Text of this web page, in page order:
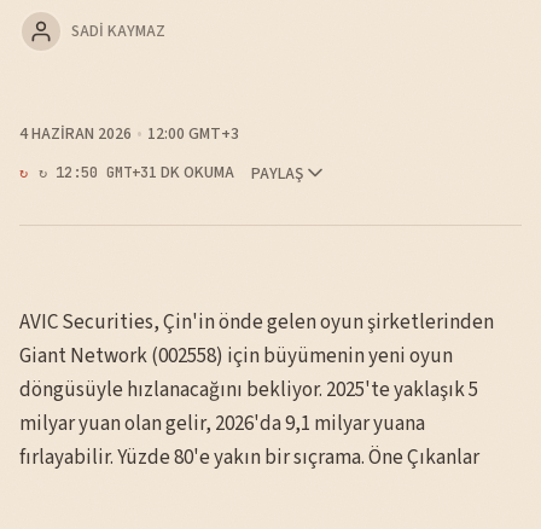
SADI KAYMAZ
4 HAZIRAN 2026 12:00 GMT+3
↻ 12:50 GMT+31 DK OKUMA PAYLAŞ
AVIC Securities, Çin'in önde gelen oyun şirketlerinden
Giant Network (002558) için büyümenin yeni oyun
döngüsüyle hızlanacağını bekliyor. 2025'te yaklaşık 5
milyar yuan olan gelir, 2026'da 9,1 milyar yuana
fırlayabilir. Yüzde 80'e yakın bir sıçrama. Öne Çıkanlar